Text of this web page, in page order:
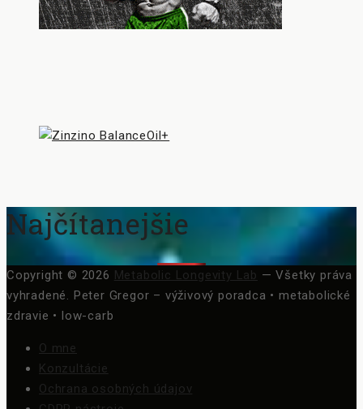
Najčítanejšie
Copyright © 2026 Metabolic Longevity Lab — Všetky práva
vyhradené. Peter Gregor – výživový poradca • metabolické
zdravie • low-carb
O mne
Konzultácie
Ochrana osobných údajov